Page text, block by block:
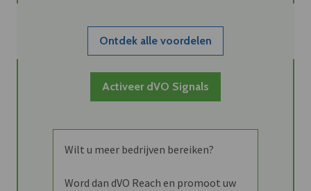
Ontdek alle voordelen
Activeer dVO Signals
Wilt u meer bedrijven bereiken?
Word dan dVO Reach en promoot uw